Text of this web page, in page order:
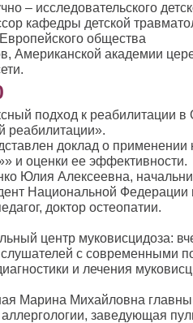
– исследовательского
кафедры детской
общества
Американской академии
подход к
реабилитации».
доклад о
оценки ее эффективности.
Юлия Алексеевна,
Национальной Федерации
доктор остеопатии.
центр муковисцидоза:
с современными
и лечения
Марина Михайловна
заведующая